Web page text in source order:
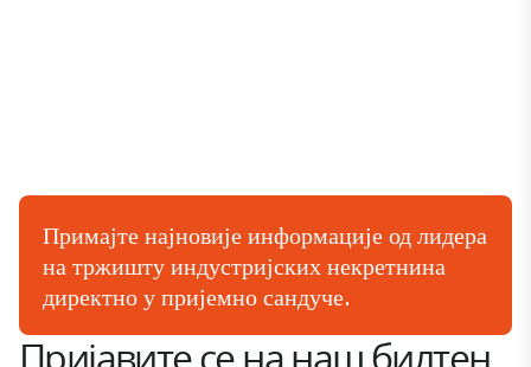
Пријавите се на наш билтен
Примајте најновије информације од лидера
на тржишту индустријских некретнина
директно у пријемно сандуче.